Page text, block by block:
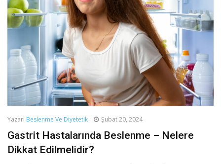
Yazarı Beslenme Ve Diyetetik Şubat 20, 2024
Gastrit Hastalarında Beslenme – Nelere
Dikkat Edilmelidir?